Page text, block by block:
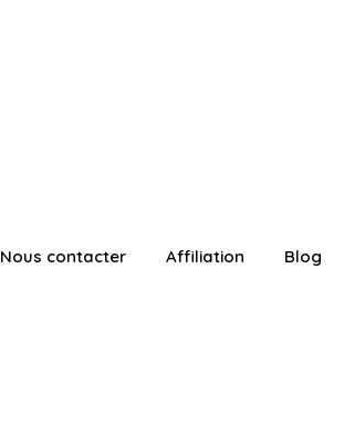
Nous contacter Affiliation Blog